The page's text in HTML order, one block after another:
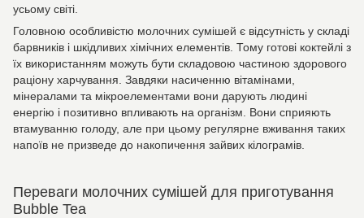
усьому світі.
Головною особливістю молочних сумішей є відсутність у складі
барвників і шкідливих хімічних елементів. Тому готові коктейлі з
їх використанням можуть бути складовою частиною здорового
раціону харчування. Завдяки насиченню вітамінами,
мінералами та мікроелементами вони дарують людині
енергію і позитивно впливають на організм. Вони сприяють
втамуванню голоду, але при цьому регулярне вживання таких
напоїв не призведе до накопичення зайвих кілограмів.
Переваги молочних сумішей для приготування
Bubble Tea